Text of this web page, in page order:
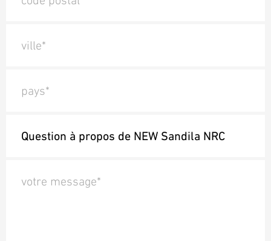
ville*
pays*
votre message*